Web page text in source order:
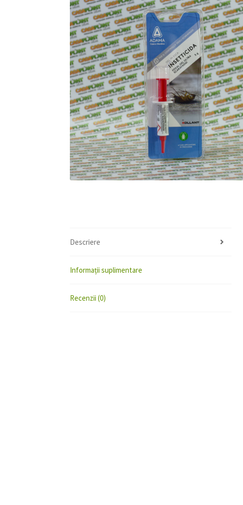
Descriere
Informații suplimentare
Recenzii (0)